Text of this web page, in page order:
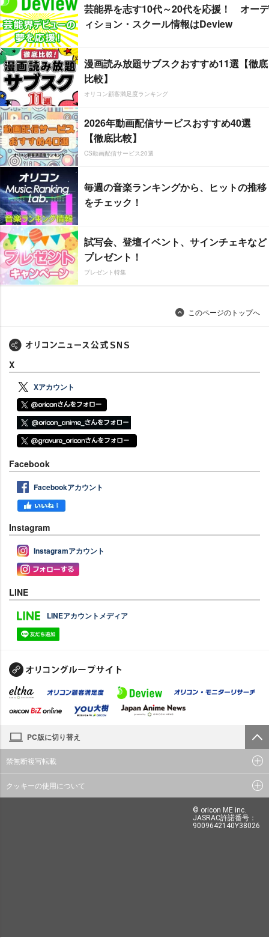
芸能界を志す10代～20代を応援！ オーデ
ィション・スクール情報はDeview
漫画読み放題サブスクおすすめ11選【徹底
比較】
オリコン顧客満足度ランキング
2026年動画配信サービスおすすめ40選
【徹底比較】
CS動画配信サービス20選
毎週の音楽ランキングから、ヒットの推移
をチェック！
試写会、登壇イベント、サインチェキなど
プレゼント！
プレゼント特集
このページのトップへ
X
Xアカウント
Facebook
Facebookアカウント
Instagram
Instagramアカウント
LINE
LINEアカウントメディア
PC版に切り替え
禁無断複写転載
クッキーの使用について
© oricon ME inc.
JASRAC許諾番号：
9009642140Y38026